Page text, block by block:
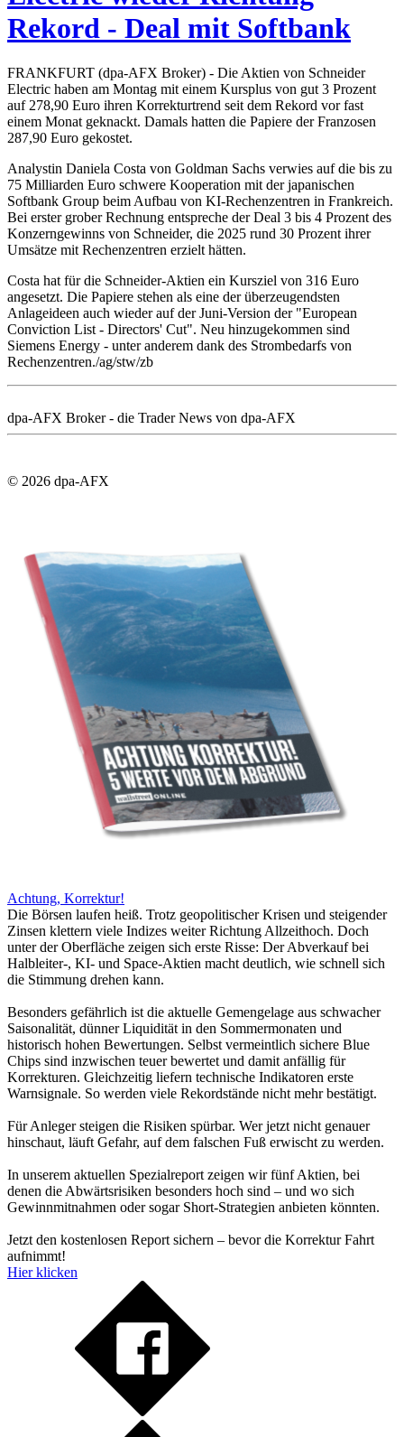
Rekord - Deal mit Softbank
FRANKFURT (dpa-AFX Broker) - Die Aktien von Schneider
Electric haben am Montag mit einem Kursplus von gut 3 Prozent
auf 278,90 Euro ihren Korrekturtrend seit dem Rekord vor fast
einem Monat geknackt. Damals hatten die Papiere der Franzosen
287,90 Euro gekostet.
Analystin Daniela Costa von Goldman Sachs verwies auf die bis zu
75 Milliarden Euro schwere Kooperation mit der japanischen
Softbank Group beim Aufbau von KI-Rechenzentren in Frankreich.
Bei erster grober Rechnung entspreche der Deal 3 bis 4 Prozent des
Konzerngewinns von Schneider, die 2025 rund 30 Prozent ihrer
Umsätze mit Rechenzentren erzielt hätten.
Costa hat für die Schneider-Aktien ein Kursziel von 316 Euro
angesetzt. Die Papiere stehen als eine der überzeugendsten
Anlageideen auch wieder auf der Juni-Version der "European
Conviction List - Directors' Cut". Neu hinzugekommen sind
Siemens Energy - unter anderem dank des Strombedarfs von
Rechenzentren./ag/stw/zb
dpa-AFX Broker - die Trader News von dpa-AFX
© 2026 dpa-AFX
Achtung, Korrektur!
Die Börsen laufen heiß. Trotz geopolitischer Krisen und steigender
Zinsen klettern viele Indizes weiter Richtung Allzeithoch. Doch
unter der Oberfläche zeigen sich erste Risse: Der Abverkauf bei
Halbleiter-, KI- und Space-Aktien macht deutlich, wie schnell sich
die Stimmung drehen kann.
Besonders gefährlich ist die aktuelle Gemengelage aus schwacher
Saisonalität, dünner Liquidität in den Sommermonaten und
historisch hohen Bewertungen. Selbst vermeintlich sichere Blue
Chips sind inzwischen teuer bewertet und damit anfällig für
Korrekturen. Gleichzeitig liefern technische Indikatoren erste
Warnsignale. So werden viele Rekordstände nicht mehr bestätigt.
Für Anleger steigen die Risiken spürbar. Wer jetzt nicht genauer
hinschaut, läuft Gefahr, auf dem falschen Fuß erwischt zu werden.
In unserem aktuellen Spezialreport zeigen wir fünf Aktien, bei
denen die Abwärtsrisiken besonders hoch sind – und wo sich
Gewinnmitnahmen oder sogar Short-Strategien anbieten könnten.
Jetzt den kostenlosen Report sichern – bevor die Korrektur Fahrt
aufnimmt!
Hier klicken